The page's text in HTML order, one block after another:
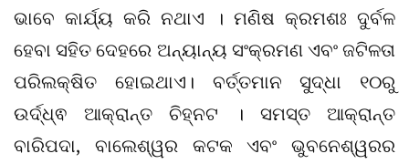
ଭାବେ କାର୍ଯ୍ୟ କରି ନଥାଏ । ମଣିଷ​ କ୍ରମଶଃ ଦୁର୍ବଳ
ହେବା ସହିତ ଦେହରେ ଅନ୍ୟାନ୍ୟ ସଂକ୍ରମଣ ଏବଂ ଜଟିଳତା
ପରିଲକ୍ଷିତ ହୋଇଥାଏ। ବର୍ତ୍ତମାନ ସୁଦ୍ଧା ୧୦ରୁ
ଉର୍ଦ୍ଧ୍ଵ ଆକ୍ରାନ୍ତ ଚିହ୍ନଟ । ସମସ୍ତ ଆକ୍ରାନ୍ତ
ବାରିପଦା, ବାଲେଶ୍ୱର କଟକ ଏବଂ ଭୁବନେଶ୍ୱରର